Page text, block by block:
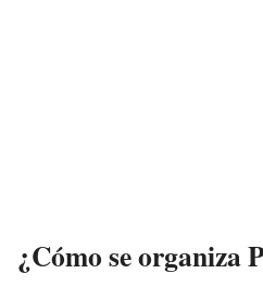
¿Cómo se organiza